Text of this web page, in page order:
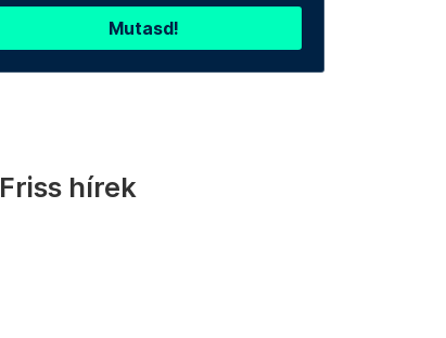
Mutasd!
Friss hírek